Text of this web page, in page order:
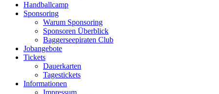
Handballcamp
Sponsoring
Warum Sponsoring
Sponsoren Überblick
Baggerseepiraten Club
Jobangebote
Tickets
Dauerkarten
Tagestickets
Informationen
Impressum